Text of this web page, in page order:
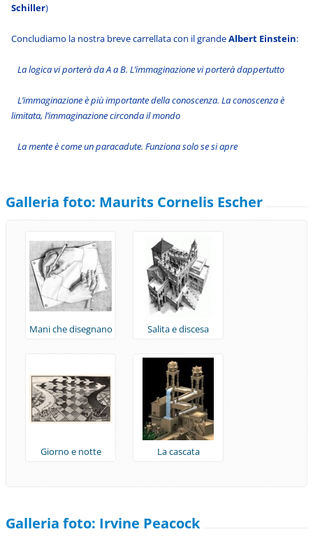
Schiller)
Concludiamo la nostra breve carrellata con il grandeAlbert Einstein:
La logica vi porterà da A a B. L’immaginazione vi porterà dappertutto
L’immaginazione è più importante della conoscenza. La conoscenza è
limitata, l’immaginazione circonda il mondo
La mente è come un paracadute. Funziona solo se si apre
Galleria foto: Maurits Cornelis Escher
Mani che disegnano Salita e discesa
Giorno e notte La cascata
Galleria foto: Irvine Peacock